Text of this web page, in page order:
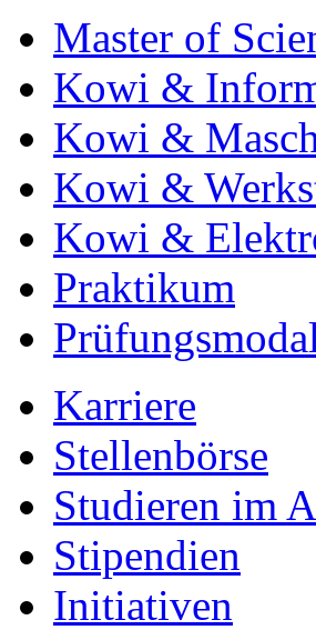
Master of
Kowi &
Kowi &
Kowi &
Kowi &
Praktikum
Karriere
Stellenbörse
Studieren im
Stipendien
Initiativen